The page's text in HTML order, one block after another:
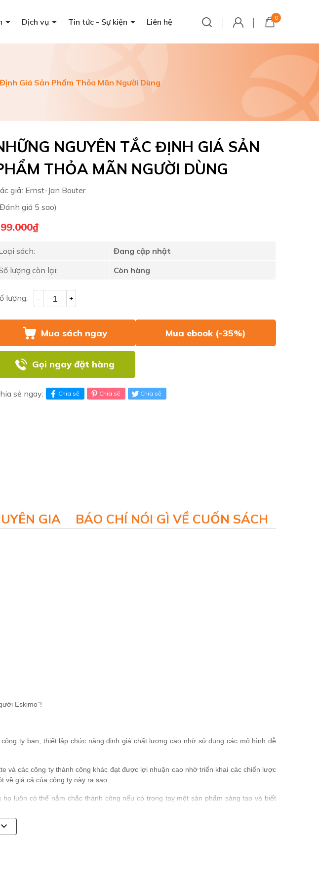
Dịch vụ Tin tức - Sự kiện Liên hệ 0
Giá Sản Phẩm Thỏa Mãn Người Dùng
NGUYÊN TẮC ĐỊNH GIÁ SẢN
THỎA MÃN NGƯỜI DÙNG
giả: Ernst-Jan Bouter
giá 5 sao)
sách:
Đang cập nhật
lượng còn lại:
Còn hàng
lượng: – +
Mua sách ngay Mua ebook (-35%)
Gọi ngay đặt hàng
sẻ ngay: Chia sẻ Chia sẻ Chia sẻ
GIA BÁO CHÍ NÓI GÌ VỀ CUỐN SÁCH
Eskimo”!
ty bạn, thiết lập chức năng định giá chất lượng cao nhờ sử dụng các mô hình dễ
và các công ty thành công khác đạt được lợi nhuận cao nhờ triển khai các chiến lược
về giá cả của công ty này ra sao.
luôn có thể nắm chắc thành công nếu có trong tay một sản phẩm sáng tạo và biết
sâu biết thấu về Nghệ thuật Định giá, Khoa học Định giá và cả Thực thi Định giá, từ